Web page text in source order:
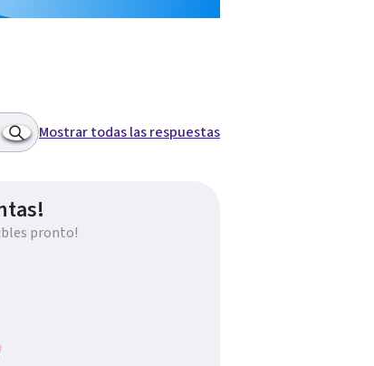
Mostrar todas las respuestas
pronto!